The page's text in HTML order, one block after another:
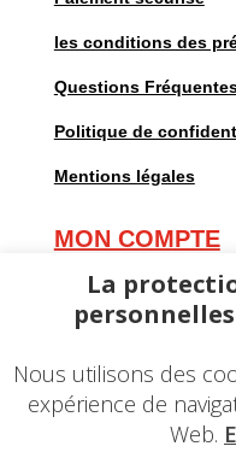
les conditions des
Questions
Politique de
Mentions légales
MON COMPTE
Mes commandes
Mes adresses
Mes informations
La
Nous utilisons des
expérience de
Web.